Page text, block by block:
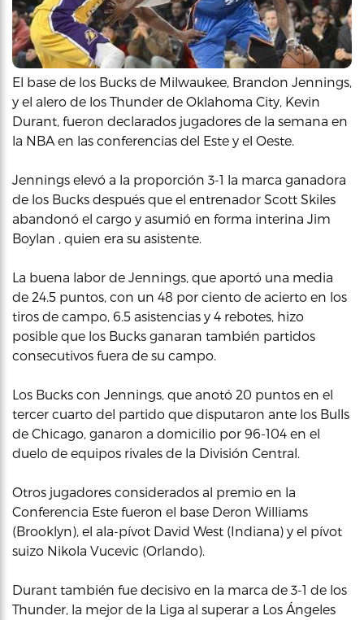
El base de los Bucks de Milwaukee, Brandon Jennings,
y el alero de los Thunder de Oklahoma City, Kevin
Durant, fueron declarados jugadores de la semana en
la NBA en las conferencias del Este y el Oeste.
Jennings elevó a la proporción 3-1 la marca ganadora
de los Bucks después que el entrenador Scott Skiles
abandonó el cargo y asumió en forma interina Jim
Boylan , quien era su asistente.
La buena labor de Jennings, que aportó una media
de 24.5 puntos, con un 48 por ciento de acierto en los
tiros de campo, 6.5 asistencias y 4 rebotes, hizo
posible que los Bucks ganaran también partidos
consecutivos fuera de su campo.
Los Bucks con Jennings, que anotó 20 puntos en el
tercer cuarto del partido que disputaron ante los Bulls
de Chicago, ganaron a domicilio por 96-104 en el
duelo de equipos rivales de la División Central.
Otros jugadores considerados al premio en la
Conferencia Este fueron el base Deron Williams
(Brooklyn), el ala-pívot David West (Indiana) y el pívot
suizo Nikola Vucevic (Orlando).
Durant también fue decisivo en la marca de 3-1 de los
Thunder, la mejor de la Liga al superar a Los Ángeles